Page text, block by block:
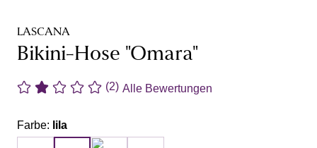
LASCANA
Bikini-Hose "Omara"
(2) Alle Bewertungen
Farbe: lila